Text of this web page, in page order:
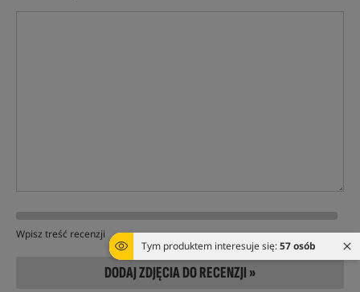
Tym produktem interesuje się:57 osób
Wpisz treść recenzji
DODAJ ZDJĘCIA DO RECENZJI »